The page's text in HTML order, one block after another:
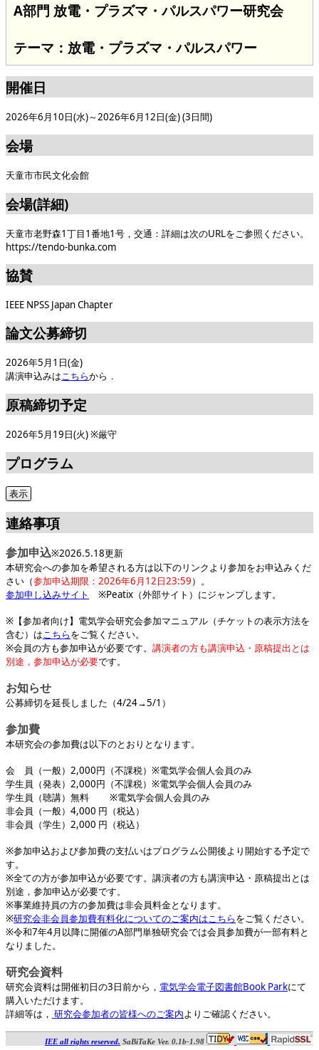
A部門 放電・プラズマ・パルスパワー研究会
テーマ：放電・プラズマ・パルスパワー
開催日
2026年6月10日(水)～2026年6月12日(金) (3日間)
会場
天童市市民文化会館
会場(詳細)
天童市老野森1丁目1番地1号，交通：詳細は次のURLをご参照ください。
https://tendo-bunka.com
協賛
IEEE NPSS Japan Chapter
論文公募締切
2026年5月1日(金)
講演申込みはこちらから．
原稿締切予定
2026年5月19日(火) ※厳守
プログラム
連絡事項
参加申込※2026.5.18更新
本研究会への参加を希望される方は以下のリンクより参加をお申込みくだ
さい（参加申込期限：2026年6月12日23:59）。
参加申し込みサイト
※Peatix（外部サイト）にジャンプします。
※【参加者向け】電気学会研究会参加マニュアル（チケットの表示方法を
含む）はこちらをご覧ください。
※会員の方も参加申込が必要です。 講演者の方も講演申込・原稿提出とは
別途，参加申込が必要です。
お知らせ
公募締切を延長しました（4/24→5/1）
参加費
本研究会の参加費は以下のとおりとなります。
会 員（一般）2,000円（不課税）※電気学会個人会員のみ
学生員（発表）2,000円（不課税）※電気学会個人会員のみ
学生員（聴講）無料 ※電気学会個人会員のみ
非会員（一般）4,000 円（税込）
非会員（学生）2,000 円（税込）
※参加申込および参加費の支払いはプログラム公開後より開始する予定で
す。
※全ての方が参加申込が必要です。講演者の方も講演申込・原稿提出とは
別途，参加申込が必要です。
※事業維持員の方の参加費は非会員料金となります。
※研究会非会員参加費有料化についてのご案内はこちらをご覧ください。
※令和7年4月以降に開催のA部門単独研究会では会員参加費が一部有料と
なりました。
研究会資料
研究会資料は開催初日の3日前から， 電気学会電子図書館Book Parkにて
購入いただけます。
詳細等は， 研究会参加者の皆様へのご案内よりご確認ください。
IEE all rights reserved. SaBiTaKe Ver. 0.1b-1.98